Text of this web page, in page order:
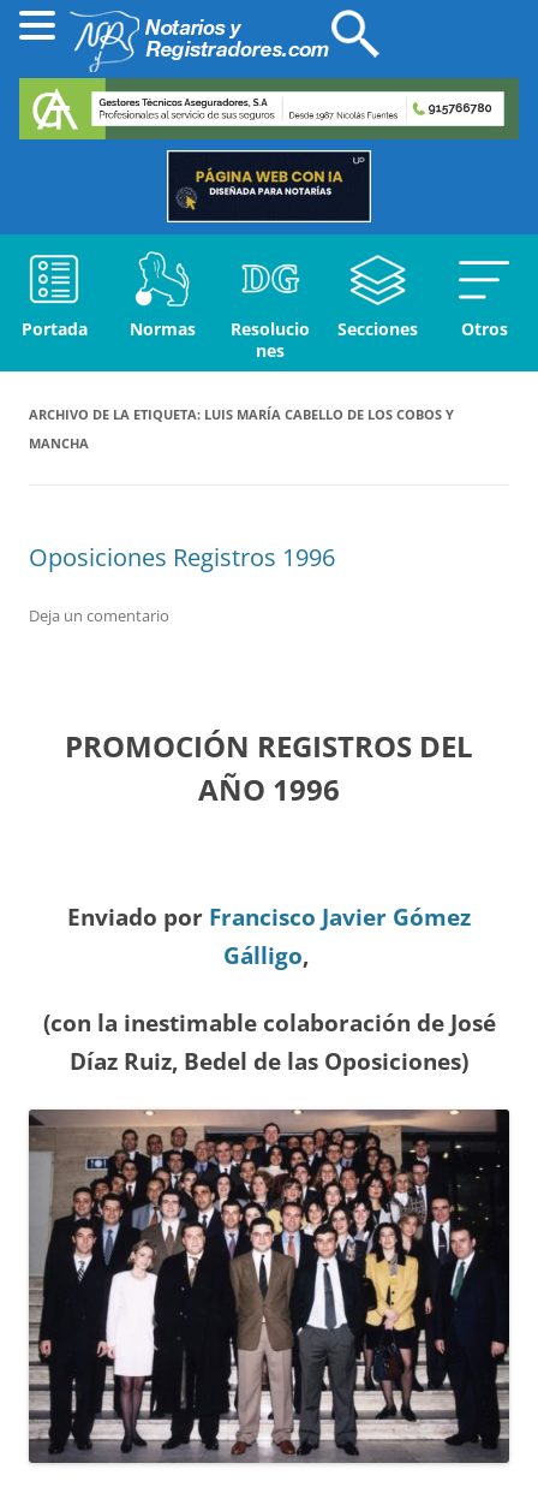
Portada Normas
Resolucio
nes
Secciones Otros
ARCHIVO DE LA ETIQUETA: LUIS MARÍA CABELLO DE LOS COBOS Y
MANCHA
Oposiciones Registros 1996
Deja un comentario
PROMOCIÓN REGISTROS DEL
AÑO 1996
Enviado por Francisco Javier Gómez
Gálligo,
(con la inestimable colaboración de José
Díaz Ruiz, Bedel de las Oposiciones)